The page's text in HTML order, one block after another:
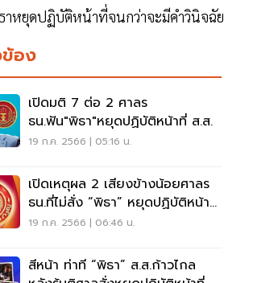
าหยุดปฏิบัติหน้าที่จนกว่าจะมีคำวินิจฉัย
ข้อง
เปิดมติ 7 ต่อ 2 ศาลร
ธน.ฟัน"พิธา"หยุดปฏิบัติหน้าที่ ส.ส.
19 ก.ค. 2566 | 05:16 น.
เปิดเหตุผล 2 เสียงข้างน้อยศาลร
ธน.ที่ไม่สั่ง “พิธา” หยุดปฏิบัติหน้าที่
ส.ส.
19 ก.ค. 2566 | 06:46 น.
สีหน้า ท่าที “พิธา” ส.ส.ก้าวไกล